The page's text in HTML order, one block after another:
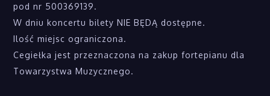
pod nr 500369139.
W dniu koncertu bilety NIE BĘDĄ dostępne.
Ilość miejsc ograniczona.
Cegiełka jest przeznaczona na zakup fortepianu dla
Towarzystwa Muzycznego.